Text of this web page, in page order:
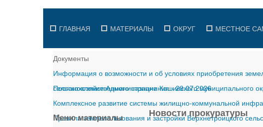
ГЛАВНАЯ МАТЕРИАЛЫ ОКРУГ МЕСТНОЕ
Документы
Информация о возможности и об условиях приобретения
сельскохозяйственного назначения-29.07.2026
Постановление Администрации Кашинского муниципального
Комплексное развитие системы жилищно-коммунальной
Правила землепользования и застройки Верхнетроицкого
Меню материалы
Новости прокуратуры